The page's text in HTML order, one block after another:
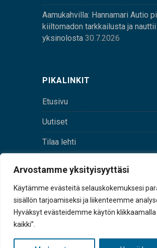
Arvostamme yksityisyyttäsi
Käytämme evästeitä selauskokemuksesi
sisällön tarjoamiseksi ja liikenteemme
Hyväksyt evästeidemme käytön klikkaamalla
kaikki”.
Aamukahvilla: Hannamari Autio
kiiltomadon tarkkailusta ja nauttii
yksinolosta 30.7.2026
PIKALINKIT
Etusivu
Uutiset
Tilaa lehti
tunnus 0167229-8